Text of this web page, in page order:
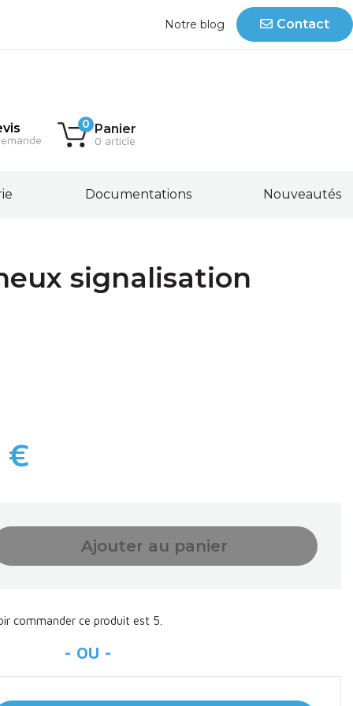
Notre blog Contact
0 Panier
0 article
Documentations Nouveautés
signalisation
€
Ajouter au panier
commander ce produit est 5.